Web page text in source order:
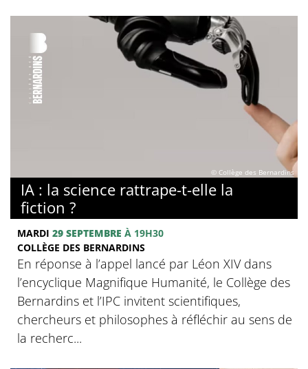
© Collège des Bernardins
IA : la science rattrape-t-elle la
fiction ?
MARDI 29 SEPTEMBRE À 19H30
COLLÈGE DES BERNARDINS
En réponse à l’appel lancé par Léon XIV dans
l’encyclique Magnifique Humanité, le Collège des
Bernardins et l’IPC invitent scientifiques,
chercheurs et philosophes à réfléchir au sens de
la recherc...